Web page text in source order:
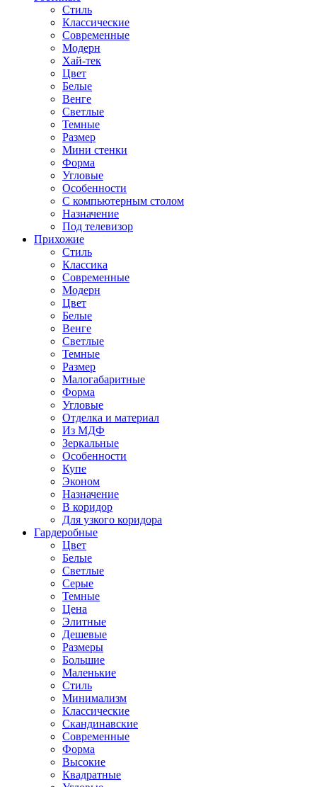
Стиль
Классические
Современные
Модерн
Хай-тек
Цвет
Белые
Венге
Светлые
Темные
Размер
Мини стенки
Форма
Угловые
Особенности
С компьютерным столом
Назначение
Под телевизор
Прихожие
Стиль
Классика
Современные
Модерн
Цвет
Белые
Венге
Светлые
Темные
Размер
Малогабаритные
Форма
Угловые
Отделка и материал
Из МДФ
Зеркальные
Особенности
Купе
Эконом
Назначение
В коридор
Для узкого коридора
Гардеробные
Цвет
Белые
Светлые
Серые
Темные
Цена
Элитные
Дешевые
Размеры
Большие
Маленькие
Стиль
Минимализм
Классические
Скандинавские
Современные
Форма
Высокие
Квадратные